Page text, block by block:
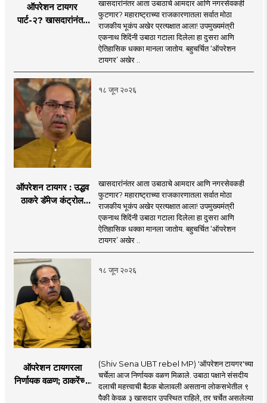
ऑपरेशन टायगर
पार्ट-२? खासदारांनंतर
खासदारांनंतर आता उबाठाचे आमदार आणि नगरसेवकही
फुटणार? महाराष्ट्राच्या राजकारणातला सर्वात मोठा
राजकीय भूकंप अखेर प्रत्यक्षात आला! उपमुख्यमंत्री
एकनाथ शिंदेंनी उबाठा गटाला दिलेला हा दुसरा आणि
ऐतिहासिक धक्का मानला जातोय. बहुचर्चित ‘ऑपरेशन
टायगर’ अखेर ..
१८ जून २०२६
ऑपरेशन टायगर : उद्धव
ठाकरे डॅमेज कंट्रोल
शिंदेंकडे जाण्याच्या चर्चा
सुरू
खासदारांनंतर आता उबाठाचे आमदार आणि नगरसेवकही
फुटणार? महाराष्ट्राच्या राजकारणातला सर्वात मोठा
राजकीय भूकंप अखेर प्रत्यक्षात आला! उपमुख्यमंत्री
एकनाथ शिंदेंनी उबाठा गटाला दिलेला हा दुसरा आणि
ऐतिहासिक धक्का मानला जातोय. बहुचर्चित ‘ऑपरेशन
टायगर’ अखेर ..
१८ जून २०२६
ऑपरेशन टायगरला
निर्णायक वळण; ठाकरेंच्या
(Shiv Sena UBT rebel MP) 'ऑपरेशन टायगर'च्या
चर्चेला आज निर्णायक वळण मिळाले. उबाठा पक्षाने संसदीय
दलाची महत्त्वाची बैठक बोलावली असताना लोकसभेतील ९
पैकी केवळ ३ खासदार उपस्थित राहिले, तर चर्चेत असलेल्या